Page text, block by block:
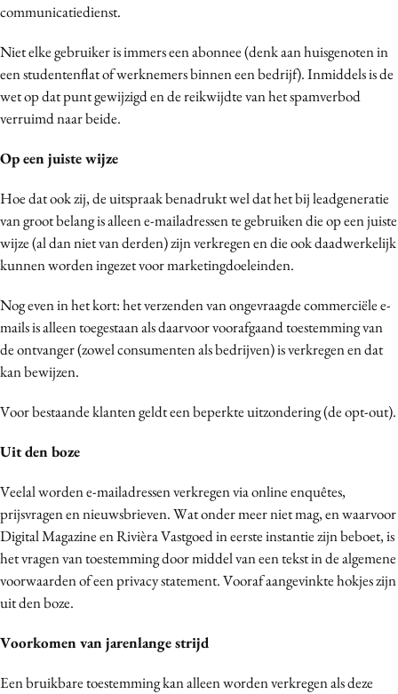
Purpose Marketing
Reputatie & crisis
communicatiedienst.
Niet elke gebruiker is immers een abonnee (denk aan huisgenoten in
een studentenflat of werknemers binnen een bedrijf). Inmiddels is de
wet op dat punt gewijzigd en de reikwijdte van het spamverbod
verruimd naar beide.
Op een juiste wijze
Hoe dat ook zij, de uitspraak benadrukt wel dat het bij leadgeneratie
van groot belang is alleen e-mailadressen te gebruiken die op een juiste
wijze (al dan niet van derden) zijn verkregen en die ook daadwerkelijk
kunnen worden ingezet voor marketingdoeleinden.
Nog even in het kort: het verzenden van ongevraagde commerciële e-
mails is alleen toegestaan als daarvoor voorafgaand toestemming van
de ontvanger (zowel consumenten als bedrijven) is verkregen en dat
kan bewijzen.
Voor bestaande klanten geldt een beperkte uitzondering (de opt-out).
Uit den boze
Veelal worden e-mailadressen verkregen via online enquêtes,
prijsvragen en nieuwsbrieven. Wat onder meer niet mag, en waarvoor
Digital Magazine en Rivièra Vastgoed in eerste instantie zijn beboet, is
het vragen van toestemming door middel van een tekst in de algemene
voorwaarden of een privacy statement. Vooraf aangevinkte hokjes zijn
uit den boze.
Voorkomen van jarenlange strijd
Een bruikbare toestemming kan alleen worden verkregen als deze